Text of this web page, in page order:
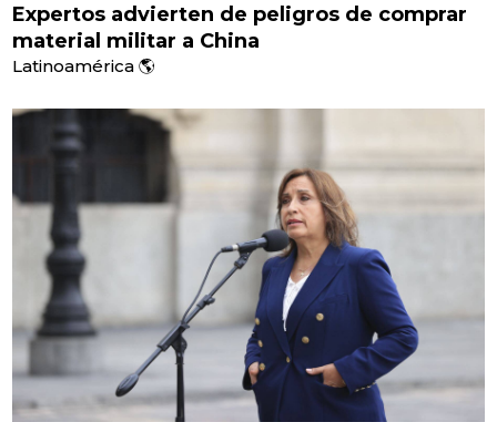
Expertos advierten de peligros de comprar
material militar a China
Latinoamérica 🌎